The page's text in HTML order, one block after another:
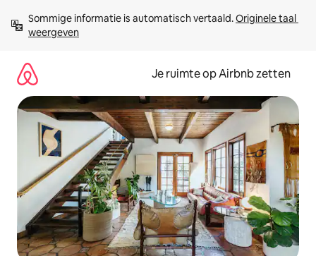
direct
naar
Sommige informatie is automatisch vertaald. Originele taal
weergeven
Je ruimte op Airbnb zetten